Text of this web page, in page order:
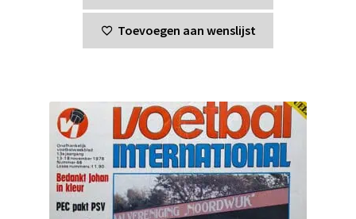
Toevoegen aan wenslijst